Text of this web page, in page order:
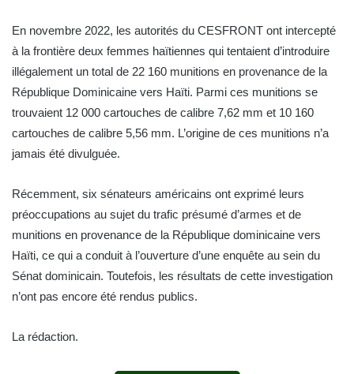
En novembre 2022, les autorités du CESFRONT ont intercepté
à la frontière deux femmes haïtiennes qui tentaient d’introduire
illégalement un total de 22 160 munitions en provenance de la
République Dominicaine vers Haïti. Parmi ces munitions se
trouvaient 12 000 cartouches de calibre 7,62 mm et 10 160
cartouches de calibre 5,56 mm. L’origine de ces munitions n’a
jamais été divulguée.
Récemment, six sénateurs américains ont exprimé leurs
préoccupations au sujet du trafic présumé d’armes et de
munitions en provenance de la République dominicaine vers
Haïti, ce qui a conduit à l’ouverture d’une enquête au sein du
Sénat dominicain. Toutefois, les résultats de cette investigation
n’ont pas encore été rendus publics.
La rédaction.